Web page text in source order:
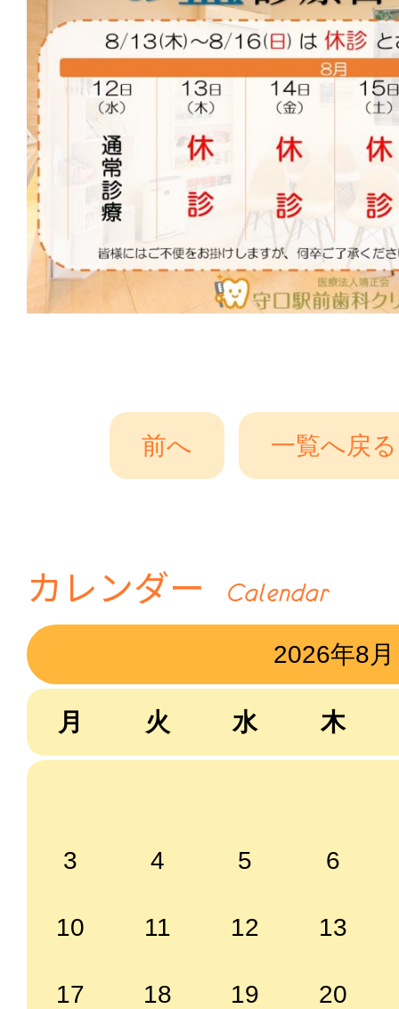
前へ 一覧へ戻る
カレンダー Calendar
2026年8月
月 火 水 木
3 4 5 6
10 11 12 13
17 18 19 20